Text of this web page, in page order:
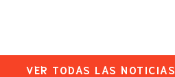
VER TODAS LAS NOTICIAS